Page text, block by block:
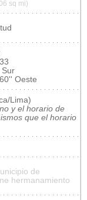
sq mi)
Sur
Oeste
Lima)
y el horario de
que el horario
de
hermanamiento